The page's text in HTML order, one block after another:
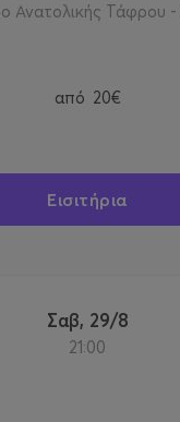
Ανατολικής Τάφρου -
από 20€
Εισιτήρια
Σαβ, 29/8
21:00